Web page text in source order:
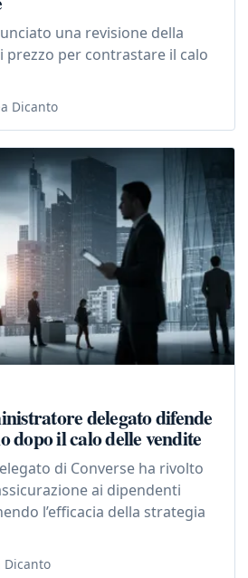
una revisione della
per contrastare il calo
Dicanto
delegato difende
dopo il calo delle vendite
di Converse ha rivolto
ai dipendenti
l’efficacia della strategia
Dicanto